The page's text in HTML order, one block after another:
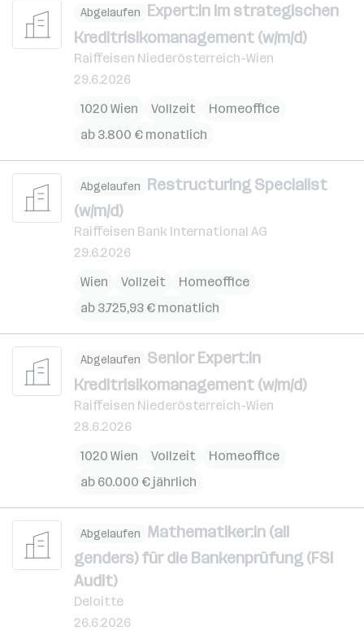
Abgelaufen Expert:in im strategischen
Kreditrisikomanagement (w/m/d)
Raiffeisen Niederösterreich-Wien
29.6.2026
1020 Wien
Vollzeit
Homeoffice
ab 3.800 € monatlich
Abgelaufen Restructuring Specialist
(w/m/d)
Raiffeisen Bank International AG
29.6.2026
Wien
Vollzeit
Homeoffice
ab 3.725,93 € monatlich
Abgelaufen Senior Expert:in
Kreditrisikomanagement (w/m/d)
Raiffeisen Niederösterreich-Wien
28.6.2026
1020 Wien
Vollzeit
Homeoffice
ab 60.000 € jährlich
Abgelaufen Mathematiker:in (all
genders) für die Bankenprüfung (FSI
Audit)
Deloitte
26.6.2026